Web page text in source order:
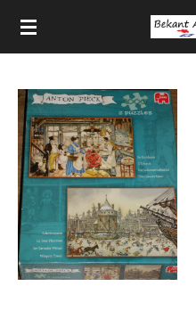
Ga
direct
hoofdinhoud